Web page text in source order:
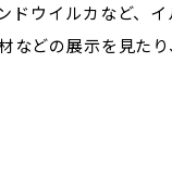
ウイルカなど、
などの展示を見た